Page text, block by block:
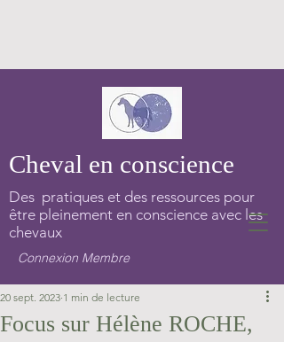
Cheval en conscience
Des pratiques et des ressources pour
être pleinement en conscience avec les
chevaux
Connexion Membre
Focus sur Hélène ROCHE,
20 sept. 2023 1 min de lecture